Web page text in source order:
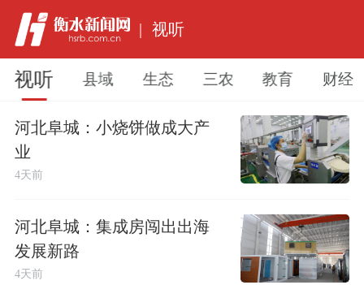
| 视听
视听 县域 生态 三农 教育 财经
河北阜城：小烧饼做成大产
业
4天前
河北阜城：集成房闯出出海
发展新路
4天前